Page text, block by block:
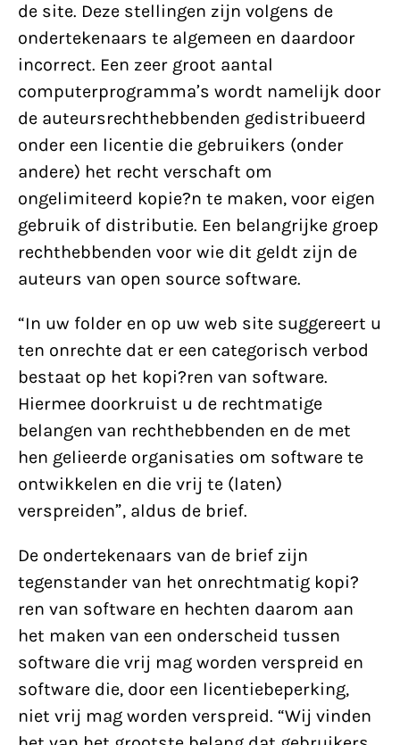
de site. Deze stellingen zijn volgens de
ondertekenaars te algemeen en daardoor
incorrect. Een zeer groot aantal
computerprogramma’s wordt namelijk door
de auteursrechthebbenden gedistribueerd
onder een licentie die gebruikers (onder
andere) het recht verschaft om
ongelimiteerd kopie?n te maken, voor eigen
gebruik of distributie. Een belangrijke groep
rechthebbenden voor wie dit geldt zijn de
auteurs van open source software.
“In uw folder en op uw web site suggereert u
ten onrechte dat er een categorisch verbod
bestaat op het kopi?ren van software.
Hiermee doorkruist u de rechtmatige
belangen van rechthebbenden en de met
hen gelieerde organisaties om software te
ontwikkelen en die vrij te (laten)
verspreiden”, aldus de brief.
De ondertekenaars van de brief zijn
tegenstander van het onrechtmatig kopi?
ren van software en hechten daarom aan
het maken van een onderscheid tussen
software die vrij mag worden verspreid en
software die, door een licentiebeperking,
niet vrij mag worden verspreid. “Wij vinden